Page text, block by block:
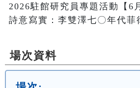
2026駐館研究員專題活動【6
詩意寫實：李雙澤七〇年代菲
場次資料